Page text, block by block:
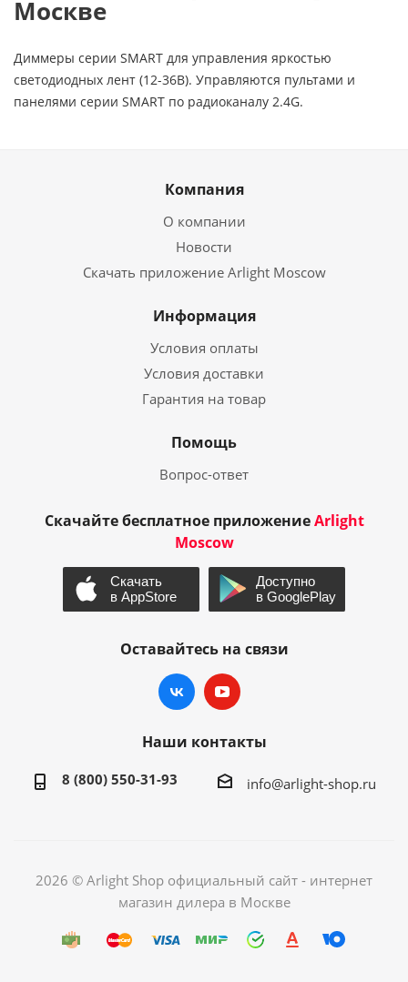
Москве
Диммеры серии SMART для управления яркостью
светодиодных лент (12-36В). Управляются пультами и
панелями серии SMART по радиоканалу 2.4G.
Компания
О компании
Новости
Скачать приложение Arlight Moscow
Информация
Условия оплаты
Условия доставки
Гарантия на товар
Помощь
Вопрос-ответ
Скачайте бесплатное приложениеArlight
Moscow
Оставайтесь на связи
Наши контакты
8 (800) 550-31-93 info@arlight-shop.ru
2026 © Arlight Shop официальный сайт - интернет
магазин дилера в Москве